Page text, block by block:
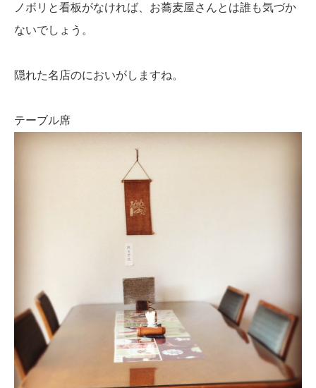
ノボリと看板がなければ、お蕎麦屋さんとは誰も気づか
ないでしょう。
隠れた名店のにおいがしますね。
テーブル席